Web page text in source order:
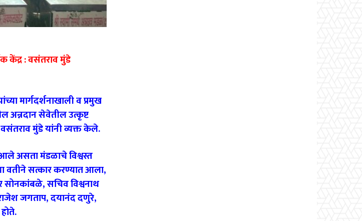
केंद्र : वसंतराव मुंडे
मार्गदर्शनाखाली व प्रमुख
अन्नदान सेवेतील उत्कृष्ट
वसंतराव मुंडे यांनी व्यक्त केले.
आले असता मंडळाचे विश्वस्त
वतीने सत्कार करण्यात आला,
सचिव विश्वनाथ
जगताप, दयानंद दणुरे,